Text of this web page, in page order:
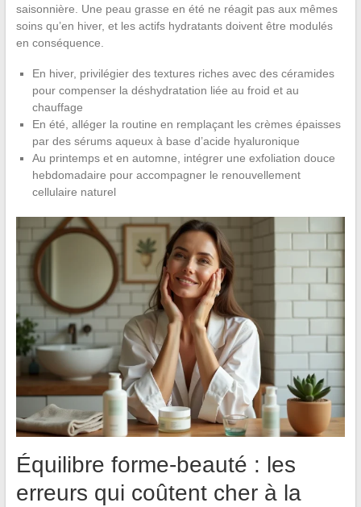
saisonnière. Une peau grasse en été ne réagit pas aux mêmes
soins qu’en hiver, et les actifs hydratants doivent être modulés
en conséquence.
En hiver, privilégier des textures riches avec des céramides
pour compenser la déshydratation liée au froid et au
chauffage
En été, alléger la routine en remplaçant les crèmes épaisses
par des sérums aqueux à base d’acide hyaluronique
Au printemps et en automne, intégrer une exfoliation douce
hebdomadaire pour accompagner le renouvellement
cellulaire naturel
Équilibre forme-beauté : les
erreurs qui coûtent cher à la